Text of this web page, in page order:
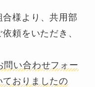
様より、共用部
頼をいただき、
問い合わせフォー
ておりましたの